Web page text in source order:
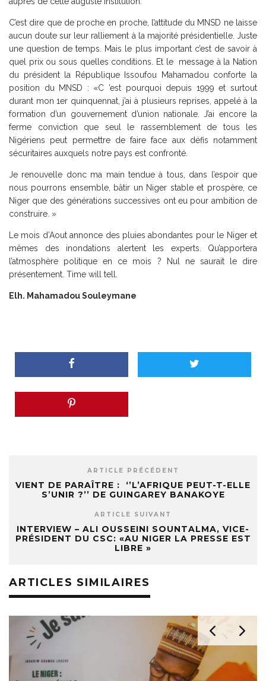
C’est dire que de proche en proche, l’attitude du MNSD ne laisse
aucun doute sur leur ralliement à la majorité présidentielle. Juste
une question de temps. Mais le plus important c’est de savoir à
quel prix ou sous quelles conditions. Et le message à la Nation
du président la République Issoufou Mahamadou conforte la
position du MNSD : «C ’est pourquoi depuis 1999 et surtout
durant mon 1er quinquennat, j’ai à plusieurs reprises, appelé à la
formation d’un gouvernement d’union nationale. J’ai encore la
ferme conviction que seul le rassemblement de tous les
Nigériens peut permettre de faire face aux défis notamment
sécuritaires auxquels notre pays est confronté.
Je renouvelle donc ma main tendue à tous, dans l’espoir que
nous pourrons ensemble, bâtir un Niger stable et prospère, ce
Niger que des générations successives ont eu pour ambition de
construire. »
Le mois d’Aout annonce des pluies abondantes pour le Niger et
mêmes des inondations alertent les experts. Qu’apportera
l’atmosphère politique en ce mois ? Nul ne saurait le dire
présentement. Time will tell.
Elh. Mahamadou Souleymane
ARTICLE PRÉCÉDENT
VIENT DE PARAÎTRE : ‘’L’AFRIQUE PEUT-T-ELLE
S’UNIR ?’’ DE GUINGAREY BANAKOYE
ARTICLE SUIVANT
INTERVIEW – ALI OUSSEINI SOUNTALMA, VICE-
PRÉSIDENT DU CSC: «AU NIGER LA PRESSE EST
LIBRE »
ARTICLES SIMILAIRES